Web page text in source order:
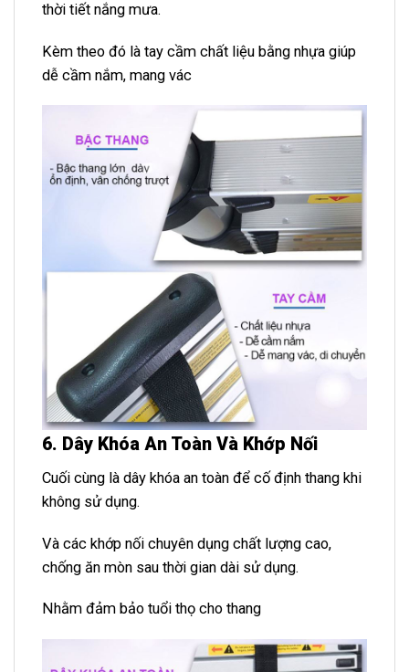
thời tiết nắng mưa.
Kèm theo đó là tay cầm chất liệu bằng nhựa giúp
dễ cầm nắm, mang vác
6. Dây Khóa An Toàn Và Khớp Nối
Cuối cùng là dây khóa an toàn để cố định thang khi
không sử dụng.
Và các khớp nối chuyên dụng chất lượng cao,
chống ăn mòn sau thời gian dài sử dụng.
Nhằm đảm bảo tuổi thọ cho thang